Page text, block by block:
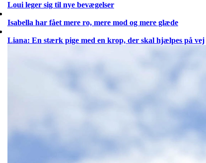
Loui leger sig til nye bevægelser
Isabella har fået mere ro, mere mod og mere glæde
Liana: En stærk pige med en krop, der skal hjælpes på vej